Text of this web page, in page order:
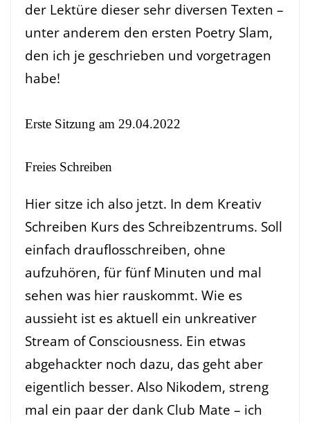
der Lektüre dieser sehr diversen Texten –
unter anderem den ersten Poetry Slam,
den ich je geschrieben und vorgetragen
habe!
Erste Sitzung am 29.04.2022
Freies Schreiben
Hier sitze ich also jetzt. In dem Kreativ
Schreiben Kurs des Schreibzentrums. Soll
einfach drauflosschreiben, ohne
aufzuhören, für fünf Minuten und mal
sehen was hier rauskommt. Wie es
aussieht ist es aktuell ein unkreativer
Stream of Consciousness. Ein etwas
abgehackter noch dazu, das geht aber
eigentlich besser. Also Nikodem, streng
mal ein paar der dank Club Mate – ich